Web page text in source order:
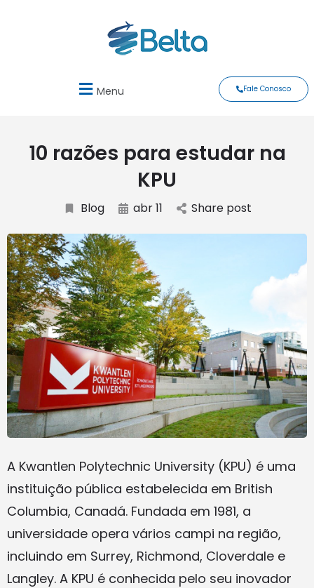
Menu Fale Conosco
10 razões para estudar na
KPU
Blog abr 11 Share post
A Kwantlen Polytechnic University (KPU) é uma
instituição pública estabelecida em British
Columbia, Canadá. Fundada em 1981, a
universidade opera vários campi na região,
incluindo em Surrey, Richmond, Cloverdale e
Langley. A KPU é conhecida pelo seu inovador